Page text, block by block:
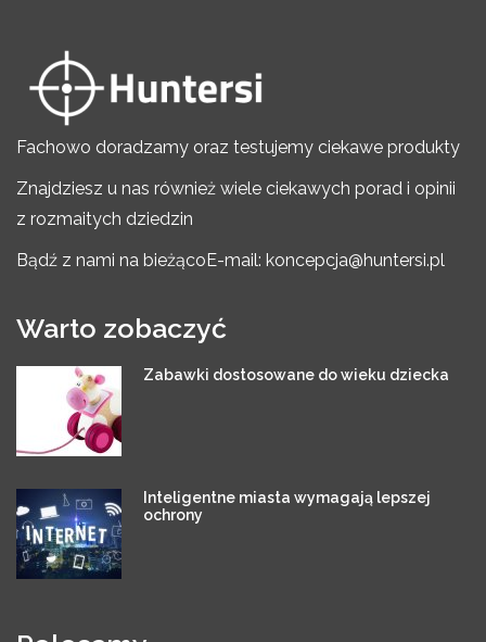
Fachowo doradzamy oraz testujemy ciekawe produkty
Znajdziesz u nas również wiele ciekawych porad i opinii
z rozmaitych dziedzin
Bądź z nami na bieżąco E-mail: koncepcja@huntersi.pl
Warto zobaczyć
Zabawki dostosowane do wieku dziecka
Inteligentne miasta wymagają lepszej
ochrony